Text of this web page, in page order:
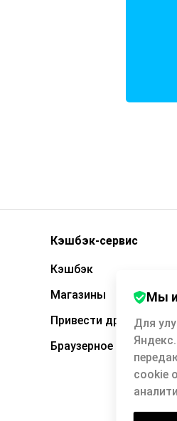
Кэшбэк-сервис
Кэшбэк
Магазины
Привести друга
Браузерное
Мы
Для
cookie